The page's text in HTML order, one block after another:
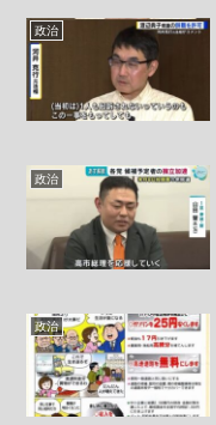
政治
政治
政治